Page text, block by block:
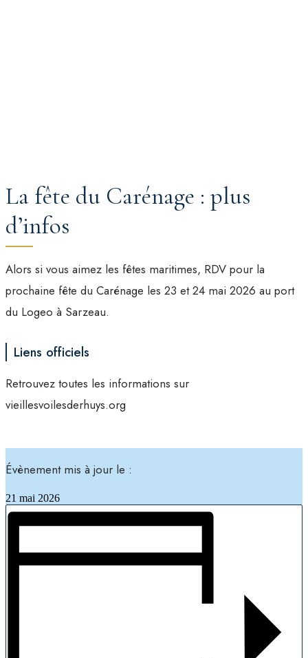
La fête du Carénage : plus
d’infos
Alors si vous aimez les fêtes maritimes, RDV pour la
prochaine fête du Carénage les 23 et 24 mai 2026 au port
du Logeo à Sarzeau.
Liens officiels
Retrouvez toutes les informations sur
vieillesvoilesderhuys.org
Évènement mis à jour le :
21 mai 2026